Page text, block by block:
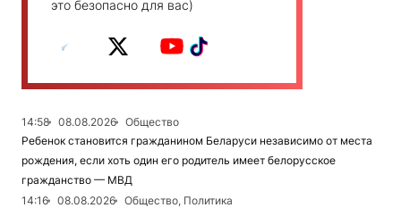
это безопасно для вас)
14:58 08.08.2026
Общество
Ребенок становится гражданином Беларуси независимо от места
рождения, если хоть один его родитель имеет белорусское
гражданство — МВД
14:16
08.08.2026
Общество, Политика